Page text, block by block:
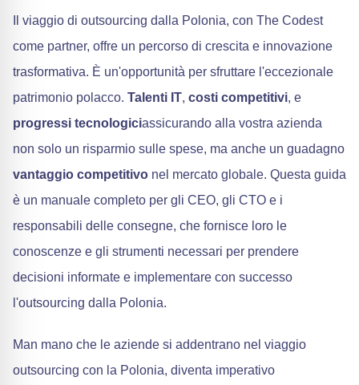
Il viaggio di outsourcing dalla Polonia, con The Codest
come partner, offre un percorso di crescita e innovazione
trasformativa. È un'opportunità per sfruttare l'eccezionale
patrimonio polacco. Talenti IT, costi competitivi, e
progressi tecnologiciassicurando alla vostra azienda
non solo un risparmio sulle spese, ma anche un guadagno
vantaggio competitivo nel mercato globale. Questa guida
è un manuale completo per gli CEO, gli CTO e i
responsabili delle consegne, che fornisce loro le
conoscenze e gli strumenti necessari per prendere
decisioni informate e implementare con successo
l'outsourcing dalla Polonia.
Man mano che le aziende si addentrano nel viaggio
outsourcing con la Polonia, diventa imperativo